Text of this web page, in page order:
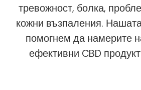
тревожност, болка,
кожни възпаления.
помогнем да намерите
ефективни CBD